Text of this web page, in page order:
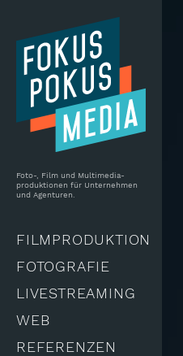
Foto-, Film und Multimedia-
produktionen für Unternehmen
und Agenturen.
FILMPRODUKTION
FOTOGRAFIE
LIVESTREAMING
WEB
REFERENZEN